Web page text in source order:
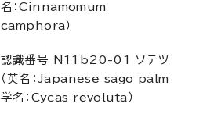
名：Cinnamomum
camphora）
認識番号 N11b20-01 ソテツ
（英名： Japanese sago palm
学名： Cycas revoluta ）